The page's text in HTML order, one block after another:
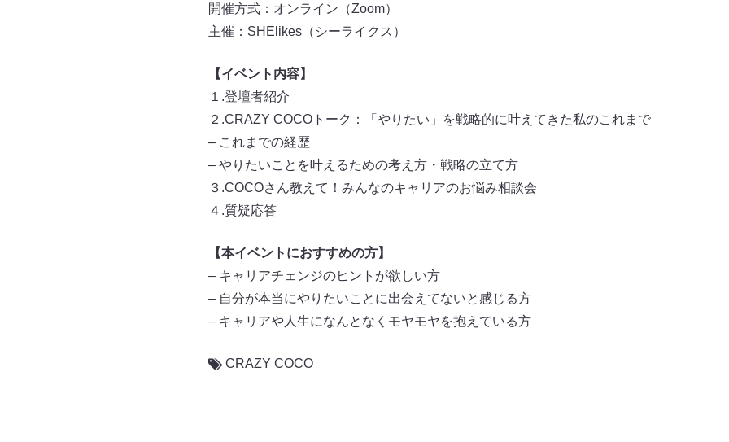
開催方式：オンライン（Zoom）
主催：SHElikes（シーライクス）
【イベント内容】
１.登壇者紹介
２.CRAZY COCOトーク：「やりたい」を戦略的に叶えてきた私のこれまで
– これまでの経歴
– やりたいことを叶えるための考え方・戦略の立て方
３.COCOさん教えて！みんなのキャリアのお悩み相談会
４.質疑応答
【本イベントにおすすめの方】
– キャリアチェンジのヒントが欲しい方
– 自分が本当にやりたいことに出会えてないと感じる方
– キャリアや人生になんとなくモヤモヤを抱えている方
CRAZY COCO